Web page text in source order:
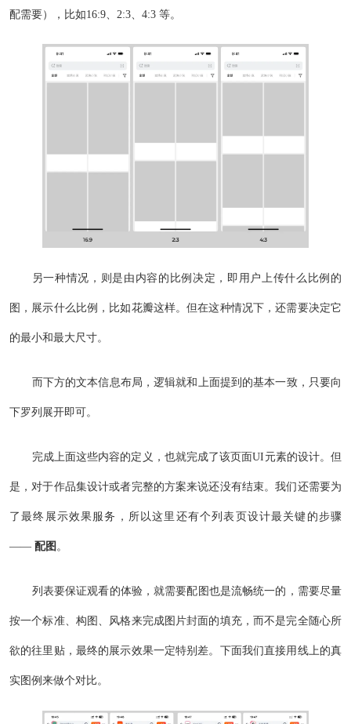
配需要），比如16:9、2:3、4:3 等。
另一种情况，则是由内容的比例决定，即用户上传什么比例的
图，展示什么比例，比如花瓣这样。但在这种情况下，还需要决定它
的最小和最大尺寸。
而下方的文本信息布局，逻辑就和上面提到的基本一致，只要向
下罗列展开即可。
完成上面这些内容的定义，也就完成了该页面UI元素的设计。但
是，对于作品集设计或者完整的方案来说还没有结束。我们还需要为
了最终展示效果服务，所以这里还有个列表页设计最关键的步骤
—— 配图。
列表要保证观看的体验，就需要配图也是流畅统一的，需要尽量
按一个标准、构图、风格来完成图片封面的填充，而不是完全随心所
欲的往里贴，最终的展示效果一定特别差。下面我们直接用线上的真
实图例来做个对比。